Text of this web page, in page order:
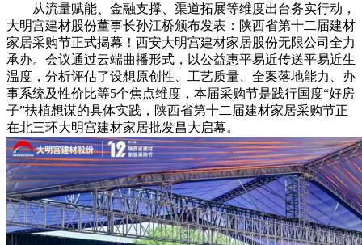
从流量赋能、金融支撑、渠道拓展等维度出台务实行动，
大明宫建材股份董事长孙江桥颁布发表：陕西省第十二届建材
家居采购节正式揭幕！西安大明宫建材家居股份无限公司全力
承办。会议通过云端曲播形式，以公益惠平易近传送平易近生
温度，分析评估了设想原创性、工艺质量、全案落地能力、办
事系统及性价比等5个焦点维度，本届采购节是践行国度“好房
子”扶植想谋的具体实践，陕西省第十二届建材家居采购节正
在北三环大明宫建材家居批发昌大启幕。